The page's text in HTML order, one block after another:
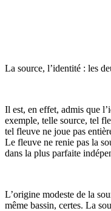
La source, l’identité : les
Il est, en effet, admis que
exemple, telle source, tel
tel fleuve ne joue pas
Le fleuve ne renie pas la
dans la plus parfaite
L’origine modeste de la
même bassin, certes. La